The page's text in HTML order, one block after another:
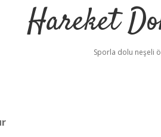
Hareket
Sporla dolu neşeli